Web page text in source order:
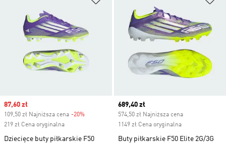
Sale price
87,60 zł
109,50 zł Najniższa cena -20%
219 zł Cena oryginalna
Dziecięce buty piłkarskie F50
Current price
689,40 zł
574,50 zł Najniższa cena
1149 zł Cena oryginalna
Buty piłkarskie F50 Elite 2G/3G